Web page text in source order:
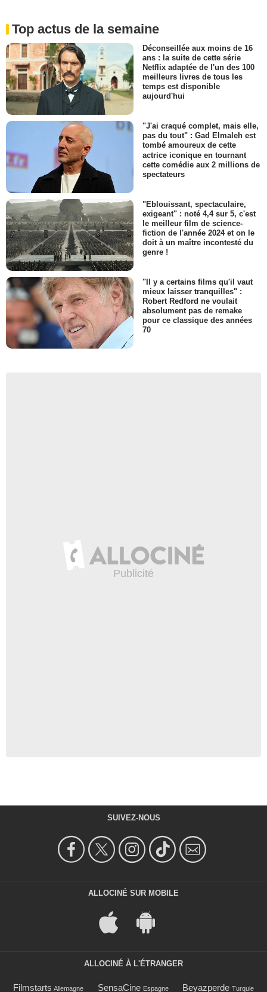
Top actus de la semaine
Déconseillée aux moins de 16
ans : la suite de cette série
Netflix adaptée de l'un des 100
meilleurs livres de tous les
temps est disponible
aujourd'hui
"J'ai craqué complet, mais elle,
pas du tout" : Gad Elmaleh est
tombé amoureux de cette
actrice iconique en tournant
cette comédie aux 2 millions de
spectateurs
"Eblouissant, spectaculaire,
exigeant" : noté 4,4 sur 5, c'est
le meilleur film de science-
fiction de l'année 2024 et on le
doit à un maître incontesté du
genre !
"Il y a certains films qu'il vaut
mieux laisser tranquilles" :
Robert Redford ne voulait
absolument pas de remake
pour ce classique des années
70
SUIVEZ-NOUS
ALLOCINÉ SUR MOBILE
ALLOCINÉ À L'ÉTRANGER
Filmstarts Allemagne SensaCine Espagne Beyazperde Turquie